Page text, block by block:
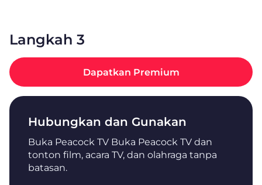
Langkah 3
Dapatkan Premium
Hubungkan dan Gunakan
Buka Peacock TV Buka Peacock TV dan
tonton film, acara TV, dan olahraga tanpa
batasan.